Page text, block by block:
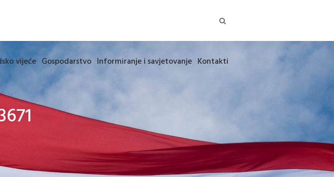
vijeće Gospodarstvo Informiranje i savjetovanje Kontakti